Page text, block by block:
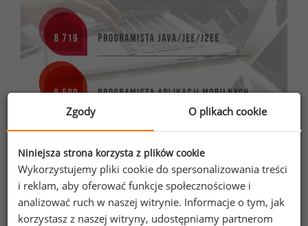
Zgody O plikach cookie
Niniejsza strona korzysta z plików cookie
Wykorzystujemy pliki cookie do spersonalizowania treści
i reklam, aby oferować funkcje społecznościowe i
analizować ruch w naszej witrynie. Informacje o tym, jak
korzystasz z naszej witryny, udostępniamy partnerom